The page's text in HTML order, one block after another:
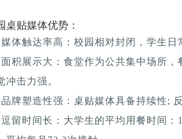
桌贴媒体优势：
体触达率高：校园相对封闭，学生日
积展示大：食堂作为公共集中场所，
冲击力强。
牌塑造性强：桌贴媒体具备持续性;
留时间长：大学生的平均用餐时间